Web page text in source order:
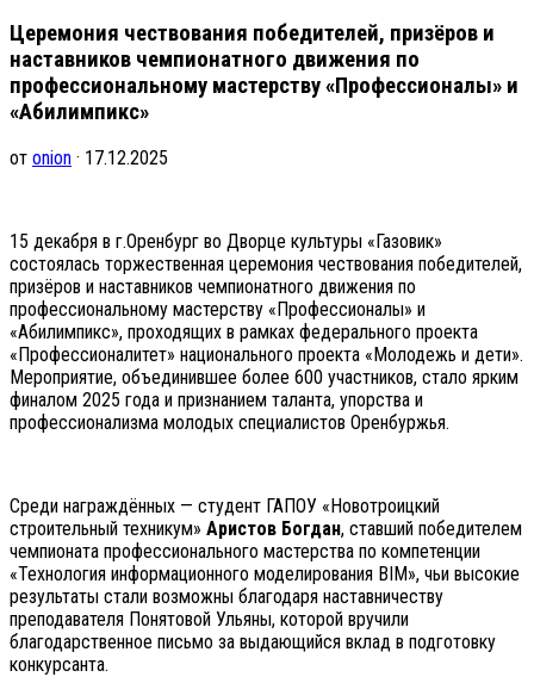
Церемония чествования победителей, призёров и
наставников чемпионатного движения по
профессиональному мастерству «Профессионалы» и
«Абилимпикс»
от onion · 17.12.2025
15 декабря в г.Оренбург во Дворце культуры «Газовик»
состоялась торжественная церемония чествования победителей,
призёров и наставников чемпионатного движения по
профессиональному мастерству «Профессионалы» и
«Абилимпикс», проходящих в рамках федерального проекта
«Профессионалитет» национального проекта «Молодежь и дети».
Мероприятие, объединившее более 600 участников, стало ярким
финалом 2025 года и признанием таланта, упорства и
профессионализма молодых специалистов Оренбуржья.
Среди награждённых — студент ГАПОУ «Новотроицкий
строительный техникум» Аристов Богдан, ставший победителем
чемпионата профессионального мастерства по компетенции
«Технология информационного моделирования BIM», чьи высокие
результаты стали возможны благодаря наставничеству
преподавателя Понятовой Ульяны, которой вручили
благодарственное письмо за выдающийся вклад в подготовку
конкурсанта.